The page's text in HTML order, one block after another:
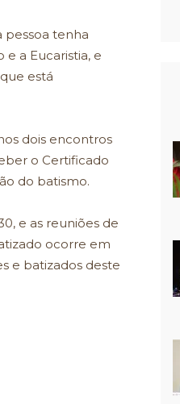
pessoa tenha
a Eucaristia, e
está
dois encontros
o Certificado
do batismo.
e as reuniões de
ocorre em
e batizados deste